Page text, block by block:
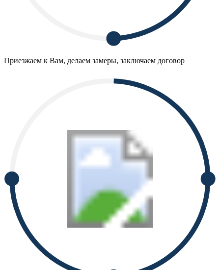
Приезжаем к Вам, делаем замеры, заключаем договор